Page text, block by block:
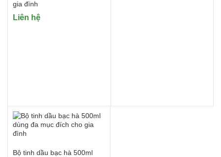
gia đình
Liên hệ
Bộ tinh dầu bạc hà 500ml